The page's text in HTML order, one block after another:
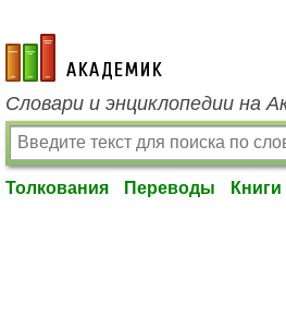
academic.ru
Словари и энциклопедии на
Толкования Переводы Книги